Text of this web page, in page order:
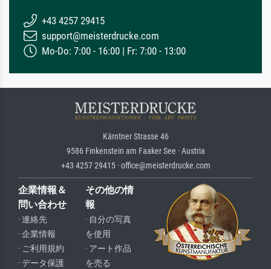
+43 4257 29415
support@meisterdrucke.com
Mo-Do: 7:00 - 16:00 | Fr: 7:00 - 13:00
Kärntner Strasse 46
9586 Finkenstein am Faaker See · Austria
+43 4257 29415 · office@meisterdrucke.com
企業情報＆
問い合わせ
· 連絡先
· 企業情報
· ご利用規約
· データ保護
その他の情
報
· 自分の写真
を使用
· アート作品
を売る